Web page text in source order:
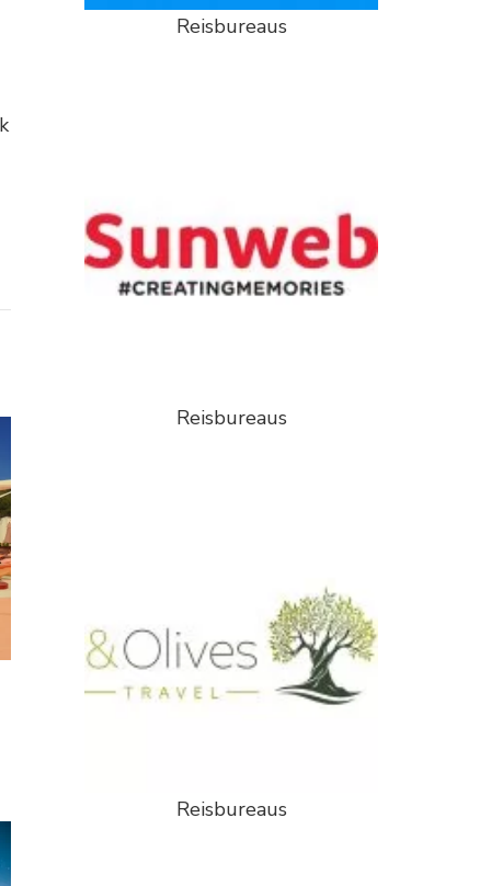
Reisbureaus
Reisbureaus
Reisbureaus